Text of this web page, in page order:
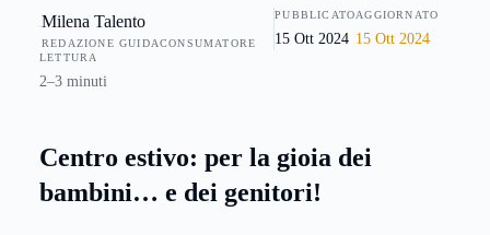
scuole sta portando da qualche tempo alla crescita
esponenziale del numero di Summer Camp gestiti da
privati.
Milena Talento
REDAZIONE GUIDACONSUMATORE
PUBBLICATO
15 Ott 2024
AGGIORNATO
15 Ott 2024
LETTURA
2–3 minuti
Centro estivo: per la gioia dei
bambini… e dei genitori!